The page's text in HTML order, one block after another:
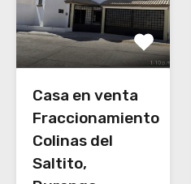
Casa en venta
Fraccionamiento
Colinas del
Saltito,